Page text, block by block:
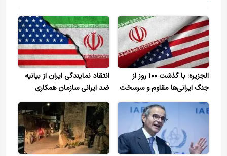
الجزیره: با گذشت ۱۰۰ روز از
جنگ ایرانی‌ها مقاوم و سرسخت
ایستاده‌اند
انتقاد نمایندگی ایران از بیانیه
ضد ایرانی سازمان همکاری
اسلامی